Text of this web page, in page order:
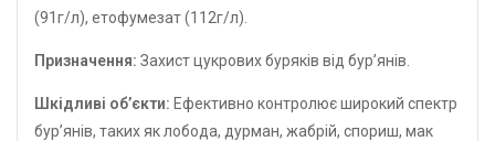
(91г/л), етофумезат (112г/л).
Призначення: Захист цукрових буряків від бур’янів.
Шкідливі об’єкти: Ефективно контролює широкий спектр
бур’янів, таких як лобода, дурман, жабрій, спориш, мак